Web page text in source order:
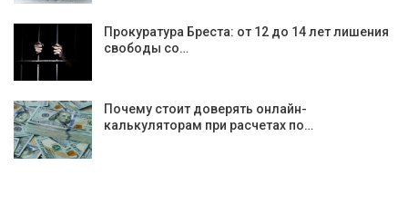
Прокуратура Бреста: от 12 до 14 лет лишения
свободы со…
Почему стоит доверять онлайн-
калькуляторам при расчетах по…